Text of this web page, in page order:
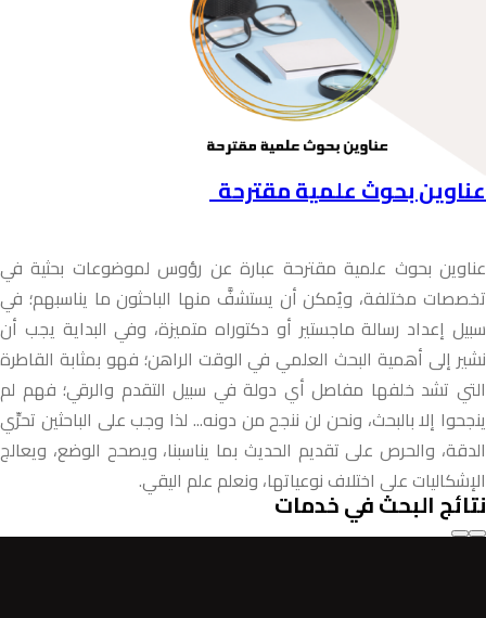
عناوين بحوث علمية مقترحة
عناوين بحوث علمية مقترحة عبارة عن رؤوس لموضوعات بحثية في
تخصصات مختلفة، ويُمكن أن يستشفَّ منها الباحثون ما يناسبهم؛ في
سبيل إعداد رسالة ماجستير أو دكتوراه متميزة، وفي البداية يجب أن
نشير إلى أهمية البحث العلمي في الوقت الراهن؛ فهو بمثابة القاطرة
التي تشد خلفها مفاصل أي دولة في سبيل التقدم والرقي؛ فهم لم
ينجحوا إلا بالبحث، ونحن لن ننجح من دونه... لذا وجب على الباحثين تحرِّي
الدقة، والحرص على تقديم الحديث بما يناسبنا، ويصحح الوضع، ويعالج
الإشكاليات على اختلاف نوعياتها، ونعلم علم اليقي.
نتائج البحث في خدمات